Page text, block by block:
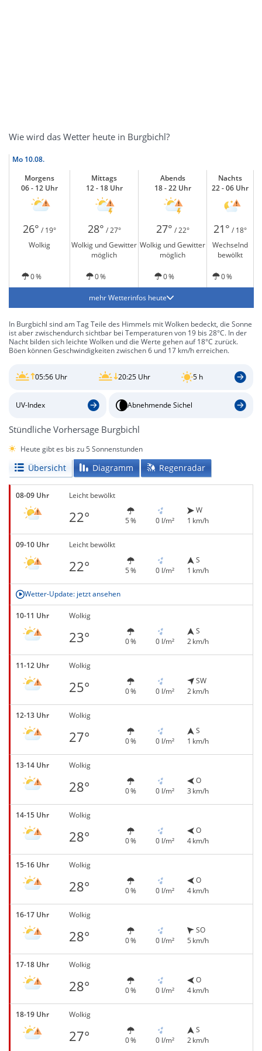
Wie wird das Wetter heute in Burgbichl?
Mo 10.08.
Morgens
06 - 12 Uhr
Mittags
12 - 18 Uhr
Abends
18 - 22 Uhr
Nachts
22 - 06 Uhr
26° / 19° 28° / 27° 27° / 22° 21° / 18°
Wolkig
Wolkig und Gewitter
möglich
Wolkig und Gewitter
möglich
Wechselnd
bewölkt
0 % 0 % 0 % 0 %
mehr Wetterinfos heute
In Burgbichl sind am Tag Teile des Himmels mit Wolken bedeckt, die Sonne
ist aber zwischendurch sichtbar bei Temperaturen von 19 bis 28°C. In der
Nacht bilden sich leichte Wolken und die Werte gehen auf 18°C zurück.
Böen können Geschwindigkeiten zwischen 6 und 17 km/h erreichen.
05:56 Uhr 20:25 Uhr 5 h
UV-Index Abnehmende Sichel
Stündliche Vorhersage Burgbichl
Heute gibt es bis zu 5 Sonnenstunden
Übersicht Diagramm Regenradar
08-09 Uhr Leicht bewölkt
22° 5 % 0 l/m²
W
1 km/h
09-10 Uhr Leicht bewölkt
22° 5 % 0 l/m²
S
1 km/h
Wetter-Update: jetzt ansehen
10-11 Uhr Wolkig
23° 0 % 0 l/m²
S
2 km/h
11-12 Uhr Wolkig
25° 0 % 0 l/m²
SW
2 km/h
12-13 Uhr Wolkig
27° 0 % 0 l/m²
S
1 km/h
13-14 Uhr Wolkig
28° 0 % 0 l/m²
O
3 km/h
14-15 Uhr Wolkig
28° 0 % 0 l/m²
O
4 km/h
15-16 Uhr Wolkig
28° 0 % 0 l/m²
O
4 km/h
16-17 Uhr Wolkig
28° 0 % 0 l/m²
SO
5 km/h
17-18 Uhr Wolkig
28° 0 % 0 l/m²
O
4 km/h
18-19 Uhr Wolkig
27° 0 % 0 l/m²
S
2 km/h